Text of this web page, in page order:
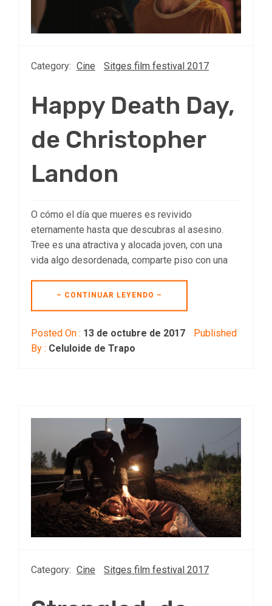
Category: Cine Sitges film festival 2017
Happy Death Day,
de Christopher
Landon
O cómo el día que mueres es revivido
eternamente hasta que descubras al asesino.
Tree es una atractiva y alocada joven, con una
vida algo desordenada, comparte piso con una
– CONTINUAR LEYENDO –
Posted On : 13 de octubre de 2017
Published
By : Celuloide de Trapo
Category: Cine Sitges film festival 2017